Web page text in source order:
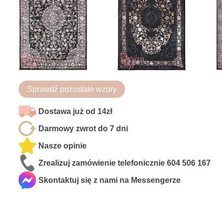
Sprawdź pozostałe wzory
Dostawa już od 14zł
Darmowy zwrot do 7 dni
Nasze opinie
Zrealizuj zamówienie telefonicznie 604 506 167
Skontaktuj się z nami na Messengerze